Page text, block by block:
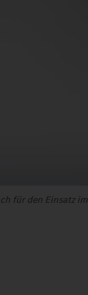
für den Einsatz im